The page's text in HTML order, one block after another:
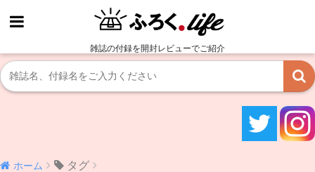
雑誌の付録を開封レビューでご紹介
ホーム タグ